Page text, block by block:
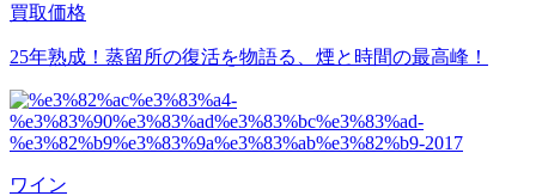
買取価格
25年熟成！蒸留所の復活を物語る、煙と時間の最高峰！
ワイン